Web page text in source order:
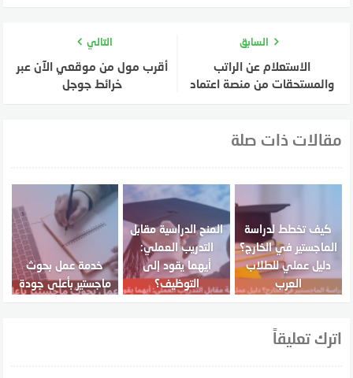
السابق
الاستعلام عن الراتب
والمستحقات من منصة اعتماد
التالي
أقرب مول من موقعي الآن عبر
خرائط جوجل
مقالات ذات صلة
كيف تخطط لدراسة
الماجستير في الخارج؟
دليل عملي للطلاب
العرب
المنح الدراسية مقابل
التدريب العملي:
أيهما يقود إلى
التوظيف؟
خدمة عمل بحوث
ماجستير بأعلى جودة
اترك تعليقاً